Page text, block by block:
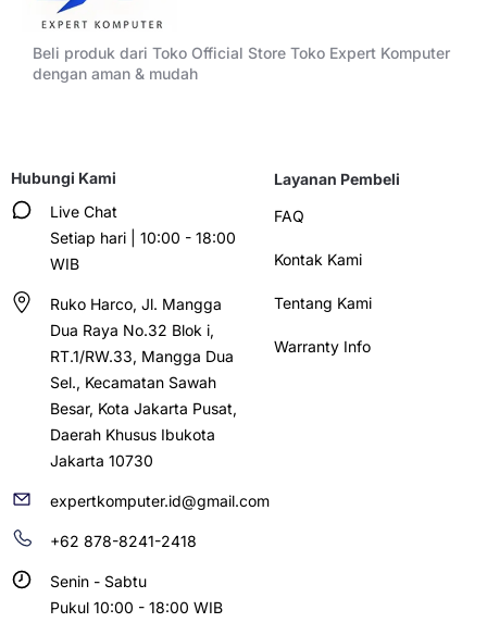
Beli produk dari Toko Official Store Toko Expert Komputer
dengan aman & mudah
Hubungi Kami
Live Chat
Setiap hari | 10:00 - 18:00
WIB
Ruko Harco, Jl. Mangga
Dua Raya No.32 Blok i,
RT.1/RW.33, Mangga Dua
Sel., Kecamatan Sawah
Besar, Kota Jakarta Pusat,
Daerah Khusus Ibukota
Jakarta 10730
expertkomputer.id@gmail.com
+62 878-8241-2418
Senin - Sabtu
Pukul 10:00 - 18:00 WIB
Layanan Pembeli
FAQ
Kontak Kami
Tentang Kami
Warranty Info